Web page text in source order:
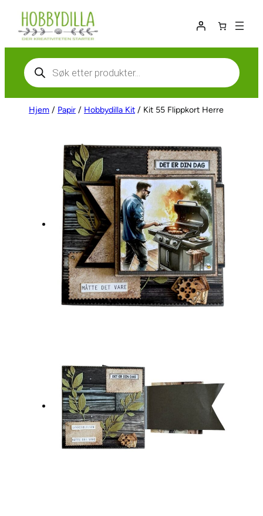
Hopp
innhold
Products
search
Hjem / Papir / Hobbydilla Kit / Kit 55 Flippkort Herre